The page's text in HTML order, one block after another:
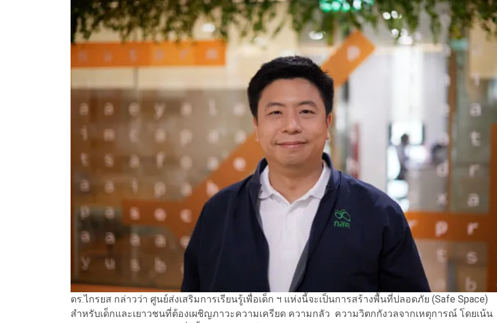
ดร.ไกรยส กล่าวว่า ศูนย์ส่งเสริมการเรียนรู้เพื่อเด็ก ฯ แห่งนี้จะเป็นการสร้างพื้นที่ปลอดภัย (Safe Space)
สำหรับเด็กและเยาวชนที่ต้องเผชิญภาวะความเครียด ความกลัว ความวิตกกังวลจากเหตุการณ์ โดยเน้น